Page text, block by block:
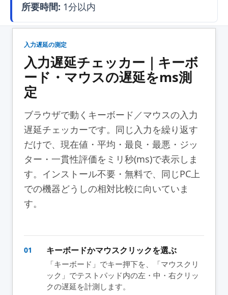
所要時間: 1分以内
入力遅延の測定
入力遅延チェッカー｜キーボ
ード・マウスの遅延をms測
定
ブラウザで動くキーボード／マウスの入力
遅延チェッカーです。同じ入力を繰り返す
だけで、現在値・平均・最良・最悪・ジッ
ター・一貫性評価をミリ秒(ms)で表示しま
す。インストール不要・無料で、同じPC上
での機器どうしの相対比較に向いていま
す。
01 キーボードかマウスクリックを選ぶ
「キーボード」でキー押下を、「マウスクリ
ック」でテストパッド内の左・中・右クリッ
クの遅延を計測します。